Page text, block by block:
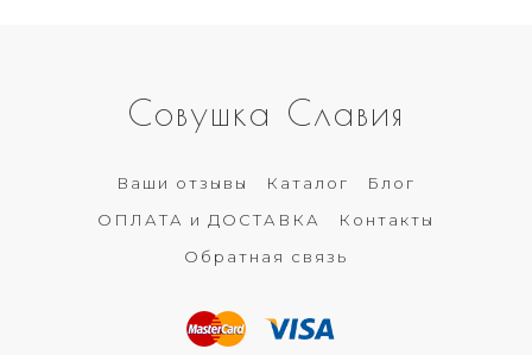
Совушка Славия
Ваши отзывы Каталог
Блог
ОПЛАТА и ДОСТАВКА
Контакты
Обратная связь